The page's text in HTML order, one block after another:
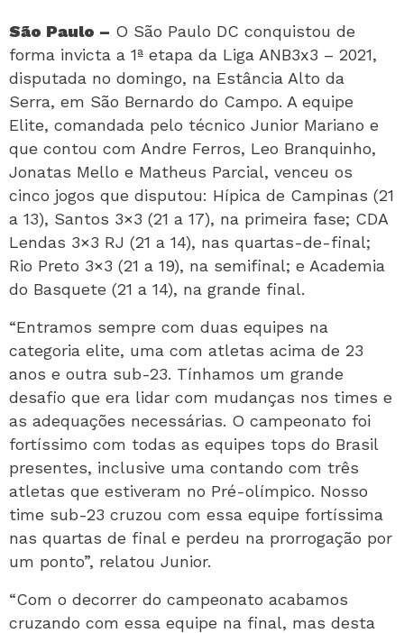
São Paulo – O São Paulo DC conquistou de
forma invicta a 1ª etapa da Liga ANB3x3 – 2021,
disputada no domingo, na Estância Alto da
Serra, em São Bernardo do Campo. A equipe
Elite, comandada pelo técnico Junior Mariano e
que contou com Andre Ferros, Leo Branquinho,
Jonatas Mello e Matheus Parcial, venceu os
cinco jogos que disputou: Hípica de Campinas (21
a 13), Santos 3×3 (21 a 17), na primeira fase; CDA
Lendas 3×3 RJ (21 a 14), nas quartas-de-final;
Rio Preto 3×3 (21 a 19), na semifinal; e Academia
do Basquete (21 a 14), na grande final.
“Entramos sempre com duas equipes na
categoria elite, uma com atletas acima de 23
anos e outra sub-23. Tínhamos um grande
desafio que era lidar com mudanças nos times e
as adequações necessárias. O campeonato foi
fortíssimo com todas as equipes tops do Brasil
presentes, inclusive uma contando com três
atletas que estiveram no Pré-olímpico. Nosso
time sub-23 cruzou com essa equipe fortíssima
nas quartas de final e perdeu na prorrogação por
um ponto”, relatou Junior.
“Com o decorrer do campeonato acabamos
cruzando com essa equipe na final, mas desta